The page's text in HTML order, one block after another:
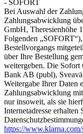
- SOFORT
Bei Auswahl der
Zahlungsabwicklung
GmbH, Theresienhöhe
Folgenden
Bestellvorgangs
über Ihre Bestellung
weitergeben. Die
Bank AB (publ),
Weitergabe Ihrer Daten
Zahlungsabwicklung
nur insoweit, als sie
Internetadresse
https://